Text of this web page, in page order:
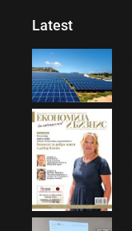
Latest